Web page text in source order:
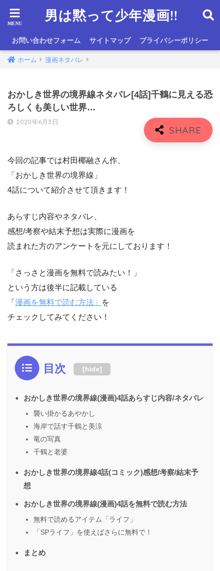
男は黙って少年漫画!!
お問い合わせフォーム サイトマップ プライバシーポリシー
ホーム 漫画ネタバレ
おかしき世界の境界線ネタバレ[4話]千鶴に見える恐
ろしくも美しい世界…
2020年6月3日
今回の記事では村田椰融さん作、
「おかしき世界の境界線」
4話について紹介させて頂きます！
あらすじ内容やネタバレ、
感想/考察や結末予想は実際に漫画を
読まれた方のアンケートを元にしております！
「さっさと漫画を無料で読みたい！」
という方は後半に記載している
「 漫画を無料で読む方法」
を
チェックしてみてください！
目次 [hide]
おかしき世界の境界線(漫画)4話あらすじ内容/ネタバレ
襲い掛かるあやかし
海岸で話す千鶴と美涼
竜の写真
千鶴と老婆
おかしき世界の境界線4話(コミック)感想/考察/結末予
想
おかしき世界の境界線(漫画)4話を無料で読む方法
無料で読めるアイテム「ライフ」
「SPライフ」を使えばさらに無料で！
まとめ